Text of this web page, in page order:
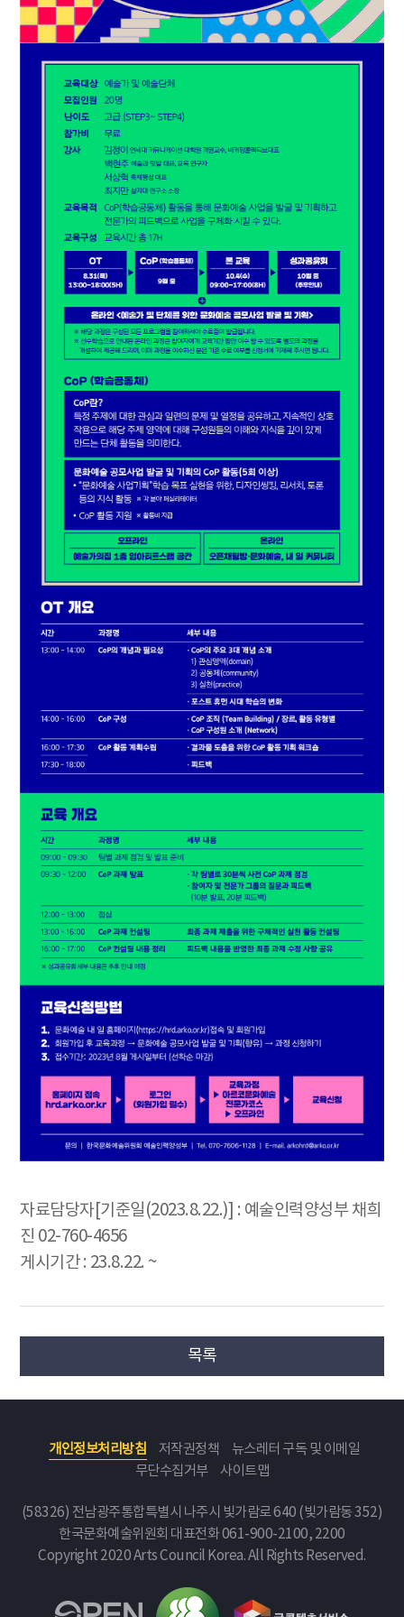
자료담당자[기준일(2023.8.22.)] : 예술인력양성부 채희
진 02-760-4656
게시기간 : 23.8.22. ~
목록
개인정보처리방침 저작권정책
뉴스레터 구독 및 이메일
무단수집거부
사이트맵
(58326) 전남광주통합특별시 나주시 빛가람로 640 (빛가람동 352)
한국문화예술위원회 대표전화 061-900-2100, 2200
Copyright 2020 Arts Council Korea. All Rights Reserved.